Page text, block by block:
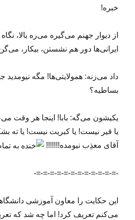
خبره!
از دیوار جهنم می‌گیره می‌ره بالا،
ایرانی‌ها دور هم نشستن، بیکار،
داد می‌زنه: همولایتی‌ها! مگه نیومدید
بساطیه؟
یکیشون می‌گه: بابا! اینجا هر وقت
یا قیر نیست! یا کبریت نیست! یا ته
آقای معذِب نیومده!!!!!!!
-=-=-=-=-=-=-=-=-=-=-=-=-
این حکایت را معاون آموزشی
می‌کنم تعریف کرد! اما چه شد که